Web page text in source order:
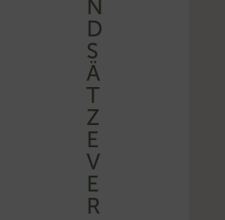
N
D
S
Ä
T
Z
E
V
E
R